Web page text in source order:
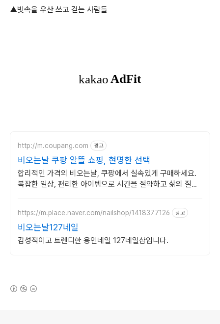
▲빗속을 우산 쓰고 걷는 사람들
http://m.coupang.com 광고
비오는날 쿠팡 알뜰 쇼핑, 현명한 선택
합리적인 가격의 비오는날, 쿠팡에서 실속있게 구매하세요.
복잡한 일상, 편리한 아이템으로 시간을 절약하고 삶의 질을
https://m.place.naver.com/nailshop/1418377126 광고
비오는날127네일
감성적이고 트렌디한 용인네일 127네일샵입니다.